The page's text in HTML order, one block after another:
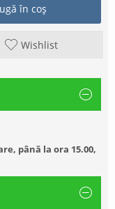
în coș
Wishlist
până la ora 15.00,